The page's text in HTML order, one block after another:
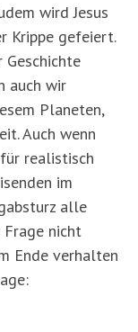
wird Jesus
Krippe gefeiert.
auch wir
Planeten,
Auch wenn
realistisch
im
alle
nicht
Ende verhalten